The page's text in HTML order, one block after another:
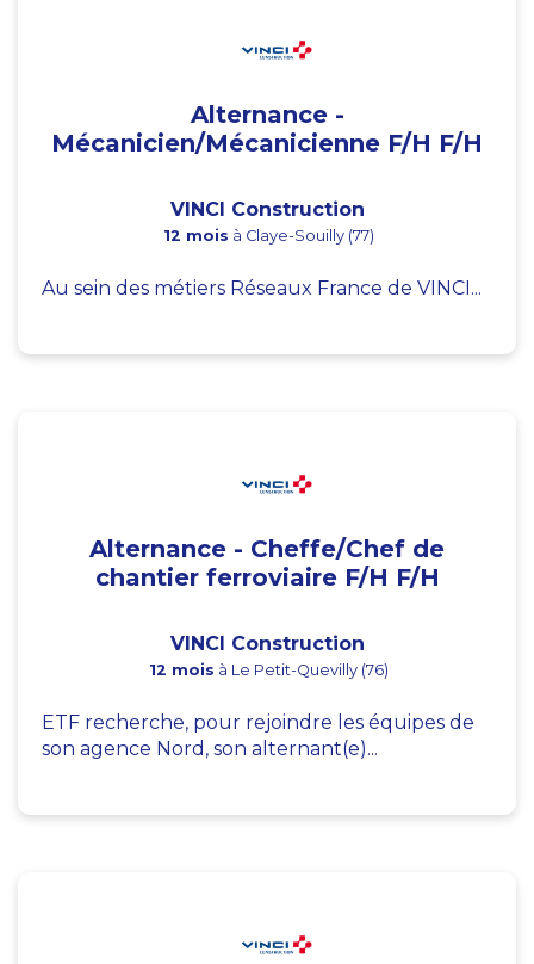
Alternance -
Mécanicien/Mécanicienne F/H F/H
VINCI Construction
12 mois à Claye-Souilly (77)
Au sein des métiers Réseaux France de VINCI...
Alternance - Cheffe/Chef de
chantier ferroviaire F/H F/H
VINCI Construction
12 mois à Le Petit-Quevilly (76)
ETF recherche, pour rejoindre les équipes de
son agence Nord, son alternant(e)...